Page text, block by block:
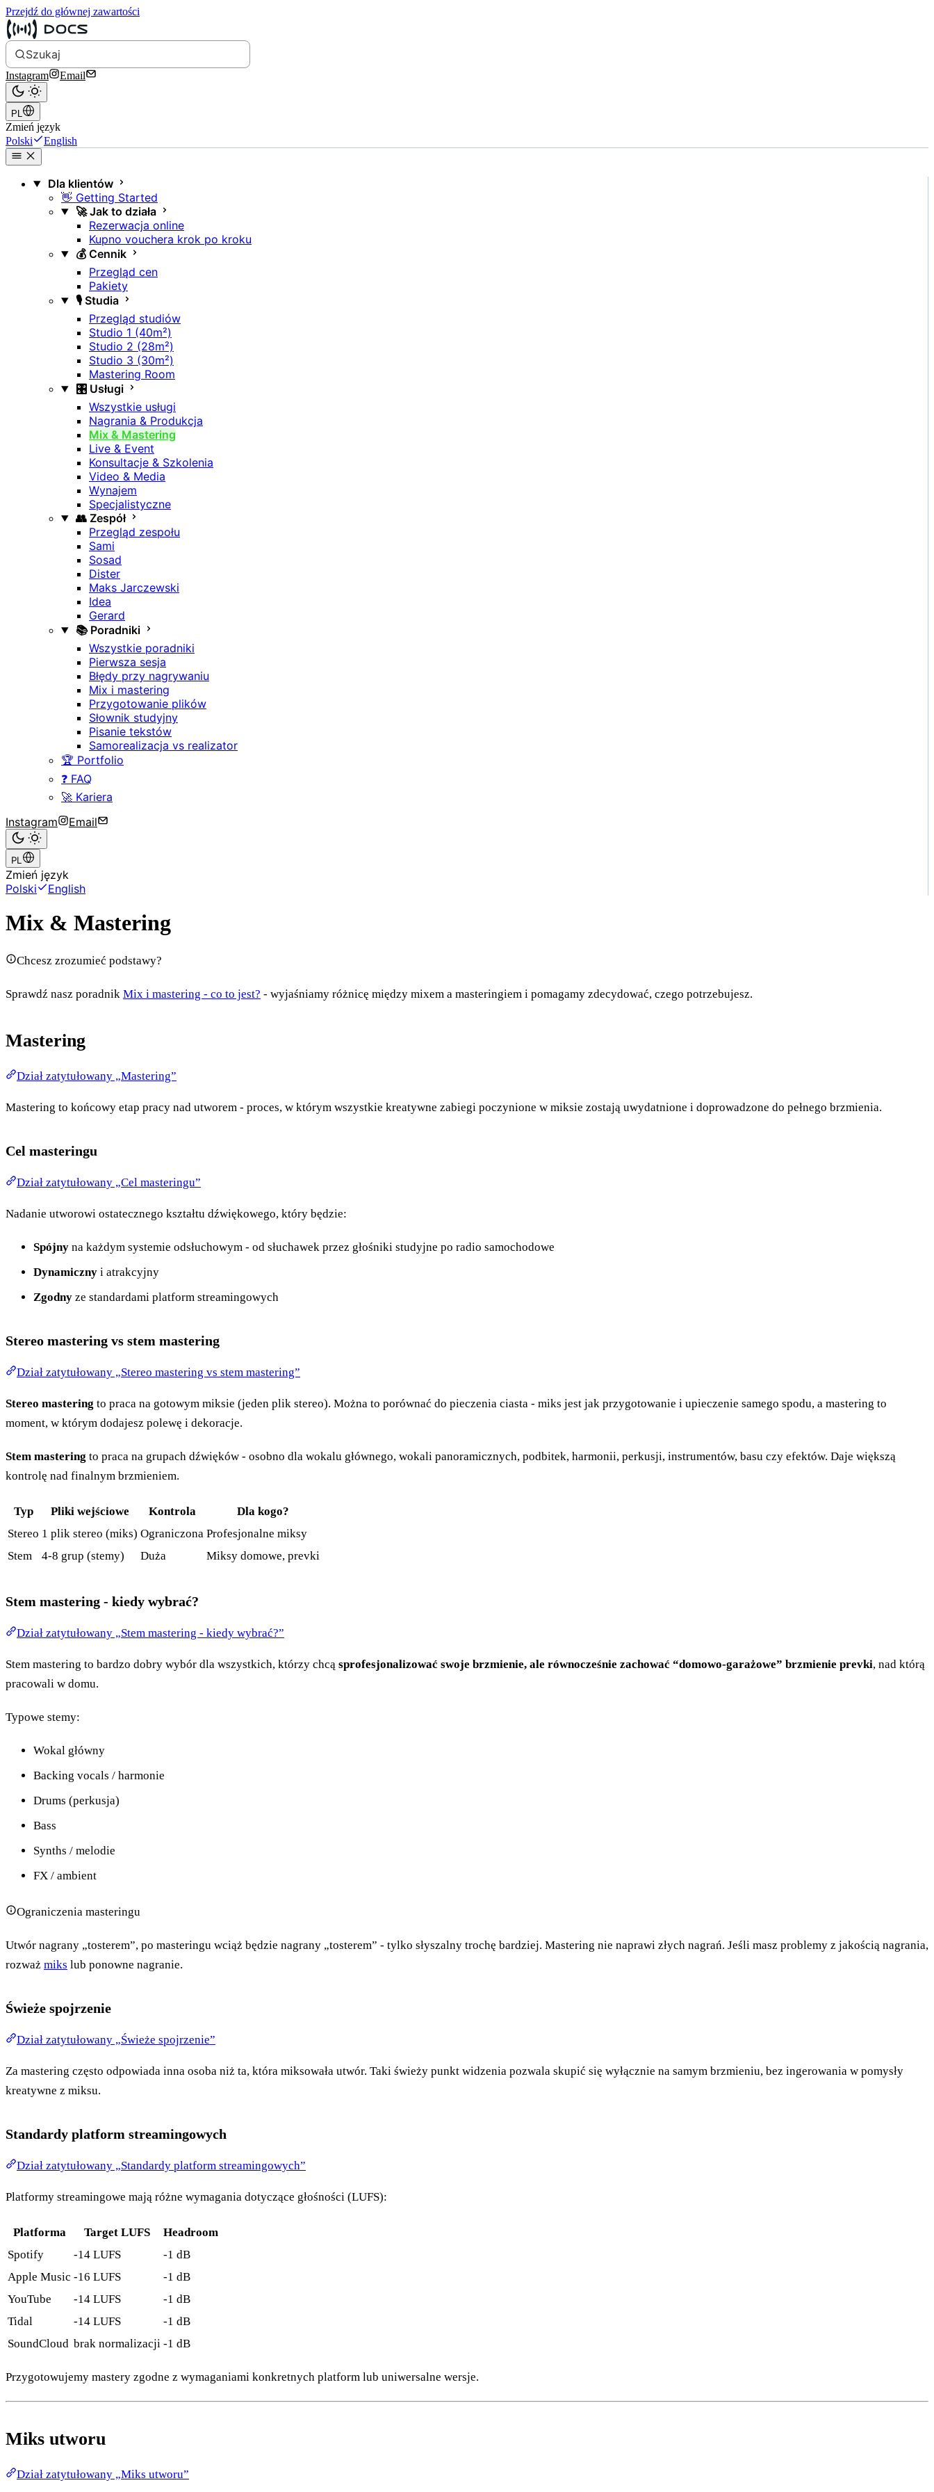
Przejdź do głównej zawartości
Szukaj
Instagram Email
PL
Zmień język
Polski
English
Dla klientów
👋 Getting Started
🚀 Jak to działa
Rezerwacja online
Kupno vouchera krok po kroku
💰 Cennik
Przegląd cen
Pakiety
🎙️ Studia
Przegląd studiów
Studio 1 (40m²)
Studio 2 (28m²)
Studio 3 (30m²)
Mastering Room
🎛️ Usługi
Wszystkie usługi
Nagrania & Produkcja
Mix & Mastering
Live & Event
Konsultacje & Szkolenia
Video & Media
Wynajem
Specjalistyczne
👥 Zespół
Przegląd zespołu
Sami
Sosad
Dister
Maks Jarczewski
Idea
Gerard
📚 Poradniki
Wszystkie poradniki
Pierwsza sesja
Błędy przy nagrywaniu
Mix i mastering
Przygotowanie plików
Słownik studyjny
Pisanie tekstów
Samorealizacja vs realizator
🏆 Portfolio
❓ FAQ
🚀 Kariera
Instagram
Email
PL
Zmień język
Polski
English
Mix & Mastering
Chcesz zrozumieć podstawy?
Sprawdź nasz poradnik Mix i mastering - co to jest? - wyjaśniamy różnicę między mixem a masteringiem i pomagamy zdecydować, czego potrzebujesz.
Mastering
Dział zatytułowany „Mastering”
Mastering to końcowy etap pracy nad utworem - proces, w którym wszystkie kreatywne zabiegi poczynione w miksie zostają uwydatnione i doprowadzone do pełnego brzmienia.
Cel masteringu
Dział zatytułowany „Cel masteringu”
Nadanie utworowi ostatecznego kształtu dźwiękowego, który będzie:
Spójny na każdym systemie odsłuchowym - od słuchawek przez głośniki studyjne po radio samochodowe
Dynamiczny i atrakcyjny
Zgodny ze standardami platform streamingowych
Stereo mastering vs stem mastering
Dział zatytułowany „Stereo mastering vs stem mastering”
Stereo mastering to praca na gotowym miksie (jeden plik stereo). Można to porównać do pieczenia ciasta - miks jest jak przygotowanie i upieczenie samego spodu, a mastering to
moment, w którym dodajesz polewę i dekoracje.
Stem mastering to praca na grupach dźwięków - osobno dla wokalu głównego, wokali panoramicznych, podbitek, harmonii, perkusji, instrumentów, basu czy efektów. Daje większą
kontrolę nad finalnym brzmieniem.
Typ Pliki wejściowe Kontrola
Dla kogo?
Stereo 1 plik stereo (miks) Ograniczona Profesjonalne miksy
Stem
4-8 grup (stemy) Duża Miksy domowe, prevki
Stem mastering - kiedy wybrać?
Dział zatytułowany „Stem mastering - kiedy wybrać?”
Stem mastering to bardzo dobry wybór dla wszystkich, którzy chcą sprofesjonalizować swoje brzmienie, ale równocześnie zachować “domowo-garażowe” brzmienie prevki, nad którą
pracowali w domu.
Typowe stemy:
Wokal główny
Backing vocals / harmonie
Drums (perkusja)
Bass
Synths / melodie
FX / ambient
Ograniczenia masteringu
Utwór nagrany „tosterem”, po masteringu wciąż będzie nagrany „tosterem” - tylko słyszalny trochę bardziej. Mastering nie naprawi złych nagrań. Jeśli masz problemy z jakością nagrania,
rozważ miks lub ponowne nagranie.
Świeże spojrzenie
Dział zatytułowany „Świeże spojrzenie”
Za mastering często odpowiada inna osoba niż ta, która miksowała utwór. Taki świeży punkt widzenia pozwala skupić się wyłącznie na samym brzmieniu, bez ingerowania w pomysły
kreatywne z miksu.
Standardy platform streamingowych
Dział zatytułowany „Standardy platform streamingowych”
Platformy streamingowe mają różne wymagania dotyczące głośności (LUFS):
Platforma Target LUFS
Headroom
Spotify
-14 LUFS
-1 dB
Apple Music -16 LUFS
-1 dB
YouTube
-14 LUFS
-1 dB
Tidal
-14 LUFS
-1 dB
SoundCloud brak normalizacji -1 dB
Przygotowujemy mastery zgodne z wymaganiami konkretnych platform lub uniwersalne wersje.
Miks utworu
Dział zatytułowany „Miks utworu”